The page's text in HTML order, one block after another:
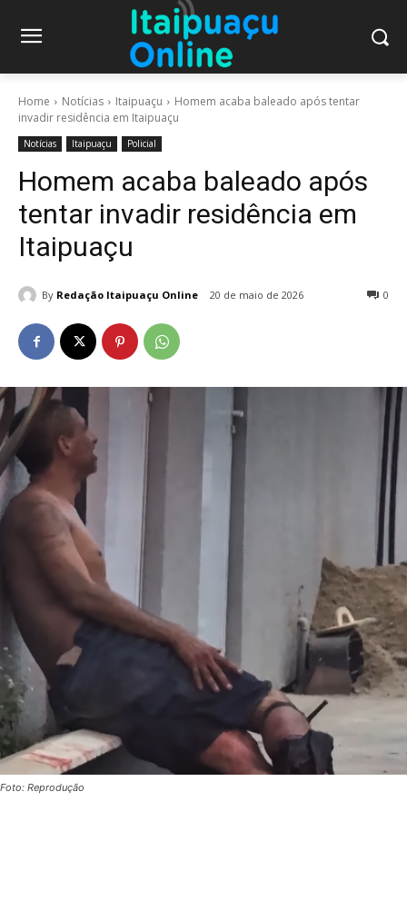
Home Notícias Itaipuaçu
Homem acaba baleado após tentar
invadir residência em Itaipuaçu
Notícias Itaipuaçu Policial
Homem acaba baleado após
tentar invadir residência em
Itaipuaçu
By Redação Itaipuaçu Online 20 de maio de 2026 0
Foto: Reprodução